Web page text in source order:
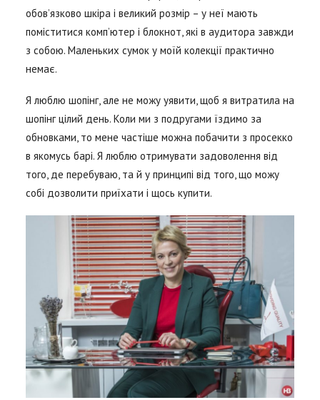
обов’язково шкіра і великий розмір – у неї мають
поміститися комп’ютер і блокнот, які в аудитора завжди
з собою. Маленьких сумок у моїй колекції практично
немає.
Я люблю шопінг, але не можу уявити, щоб я витратила на
шопінг цілий день. Коли ми з подругами їздимо за
обновками, то мене частіше можна побачити з просекко
в якомусь барі. Я люблю отримувати задоволення від
того, де перебуваю, та й у принципі від того, що можу
собі дозволити приїхати і щось купити.